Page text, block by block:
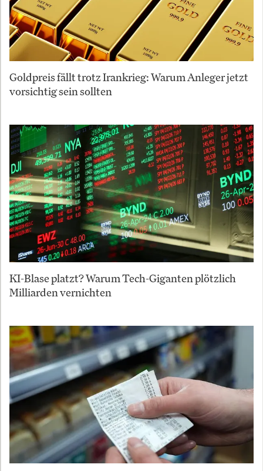
Goldpreis fällt trotz Irankrieg: Warum Anleger jetzt
vorsichtig sein sollten
KI-Blase platzt? Warum Tech-Giganten plötzlich
Milliarden vernichten